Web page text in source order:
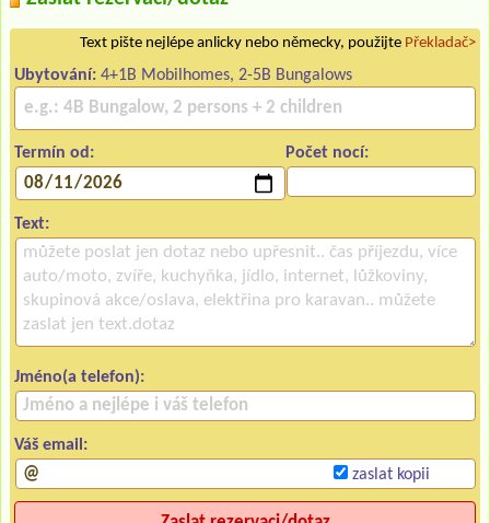
Text pište nejlépe anlicky nebo německy, použijte Překladač>
Ubytování: 4+1B Mobilhomes, 2-5B Bungalows
Termín od: Počet nocí:
Text:
Jméno(a telefon):
Váš email:
zaslat kopii